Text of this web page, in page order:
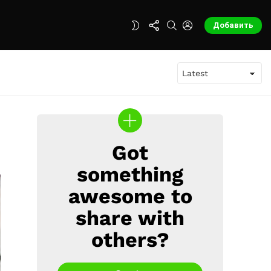
SWITCH
SEARCHLOGIN Добавить
CREATEGot
something
awesome to
share with
others?